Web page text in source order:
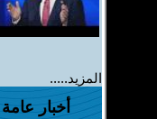
المزيد.....
أخبار عامة